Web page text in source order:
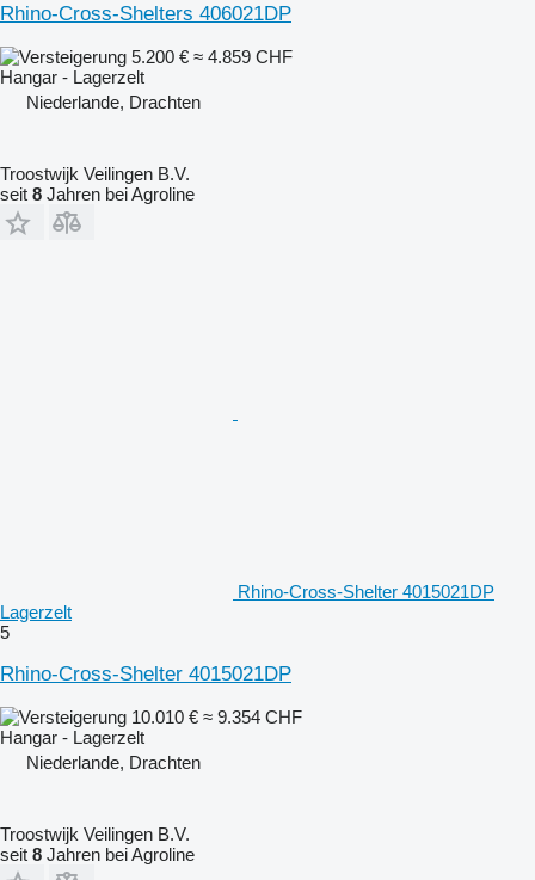
Rhino-Cross-Shelters 406021DP
5.200 € ≈ 4.859 CHF
Hangar - Lagerzelt
Niederlande, Drachten
Troostwijk Veilingen B.V.
seit 8 Jahren bei Agroline
Rhino-Cross-Shelter 4015021DP
Lagerzelt
5
Rhino-Cross-Shelter 4015021DP
10.010 € ≈ 9.354 CHF
Hangar - Lagerzelt
Niederlande, Drachten
Troostwijk Veilingen B.V.
seit 8 Jahren bei Agroline